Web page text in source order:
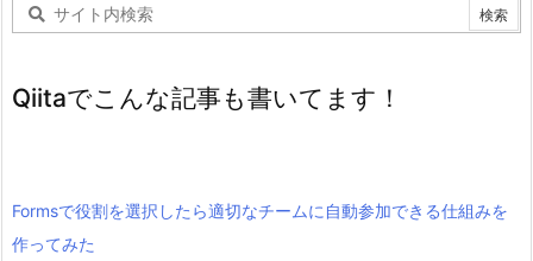
Qiitaでこんな記事も書いてます！
Formsで役割を選択したら適切なチームに自動参加できる仕組みを
作ってみた